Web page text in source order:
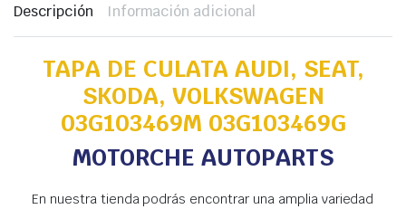
Descripción Información adicional
TAPA DE CULATA AUDI, SEAT,
SKODA, VOLKSWAGEN
03G103469M 03G103469G
MOTORCHE AUTOPARTS
En nuestra tienda podrás encontrar una amplia variedad